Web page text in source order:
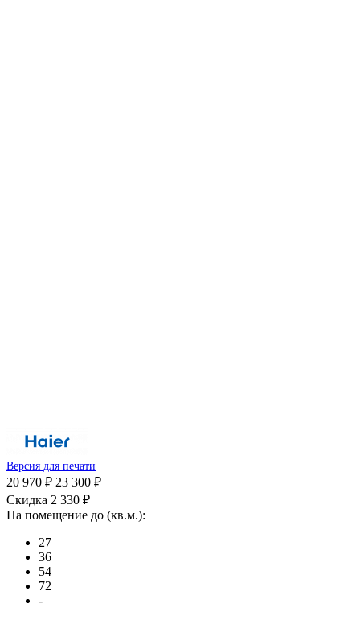
Версия для печати
20 970 ₽ 23 300 ₽
Скидка 2 330 ₽
На помещение до (кв.м.):
27
36
54
72
-